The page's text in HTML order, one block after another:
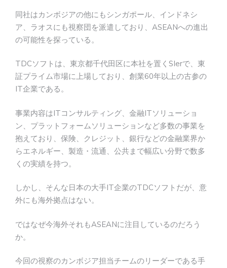
同社はカンボジアの他にもシンガポール、インドネシ
ア、ラオスにも視察団を派遣しており、ASEANへの進出
の可能性を探っている。
TDCソフトは、東京都千代田区に本社を置くSIerで、東
証プライム市場に上場しており、創業60年以上の古参の
IT企業である。
事業内容はITコンサルティング、金融ITソリューショ
ン、プラットフォームソリューションなど多数の事業を
抱えており、保険、クレジット、銀行などの金融業界か
らエネルギー、製造・流通、公共まで幅広い分野で数多
くの実績を持つ。
しかし、そんな日本の大手IT企業のTDCソフトだが、意
外にも海外拠点はない。
ではなぜ今海外それもASEANに注目しているのだろう
か。
今回の視察のカンボジア担当チームのリーダーである手